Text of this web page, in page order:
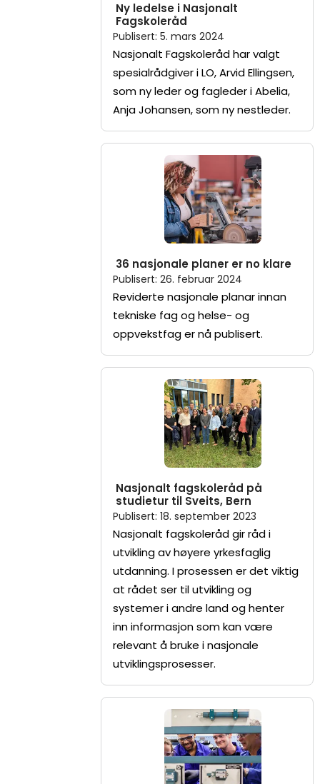
Ny ledelse i Nasjonalt
Fagskoleråd
Publisert: 5. mars 2024
Nasjonalt Fagskoleråd har valgt
spesialrådgiver i LO, Arvid Ellingsen,
som ny leder og fagleder i Abelia,
Anja Johansen, som ny nestleder.
36 nasjonale planer er no klare
Publisert: 26. februar 2024
Reviderte nasjonale planar innan
tekniske fag og helse- og
oppvekstfag er nå publisert.
Nasjonalt fagskoleråd på
studietur til Sveits, Bern
Publisert: 18. september 2023
Nasjonalt fagskoleråd gir råd i
utvikling av høyere yrkesfaglig
utdanning. I prosessen er det viktig
at rådet ser til utvikling og
systemer i andre land og henter
inn informasjon som kan være
relevant å bruke i nasjonale
utviklingsprosesser.